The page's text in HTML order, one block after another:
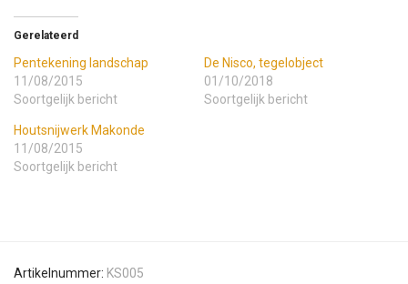
Gerelateerd
Pentekening landschap
11/08/2015
Soortgelijk bericht
De Nisco, tegelobject
01/10/2018
Soortgelijk bericht
Houtsnijwerk Makonde
11/08/2015
Soortgelijk bericht
Artikelnummer: KS005